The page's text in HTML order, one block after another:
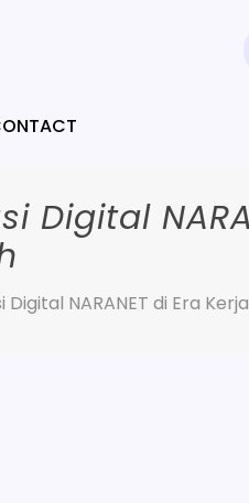
Digital
NARANET di Era